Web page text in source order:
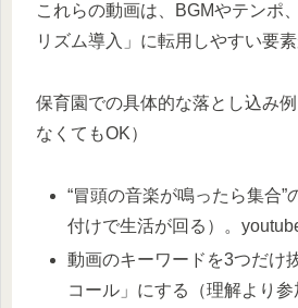
これらの動画は、BGMやテンポ
リズム導入」に転用しやすい要素
保育園での具体的な落とし込み
なくてもOK）
“冒頭の音楽が鳴ったら集合”
付けで生活が回る）。
動画のキーワードを3つだけ
コール」にする（理解より